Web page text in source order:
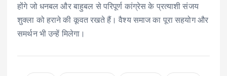
होंगे जो धनबल और बाहुबल से परिपूर्ण कांग्रेस के प्रत्याशी संजय
शुक्ला को हराने की कूवत रखते हैं। वैश्य समाज का पूरा सहयोग और
समर्थन भी उन्हें मिलेगा।